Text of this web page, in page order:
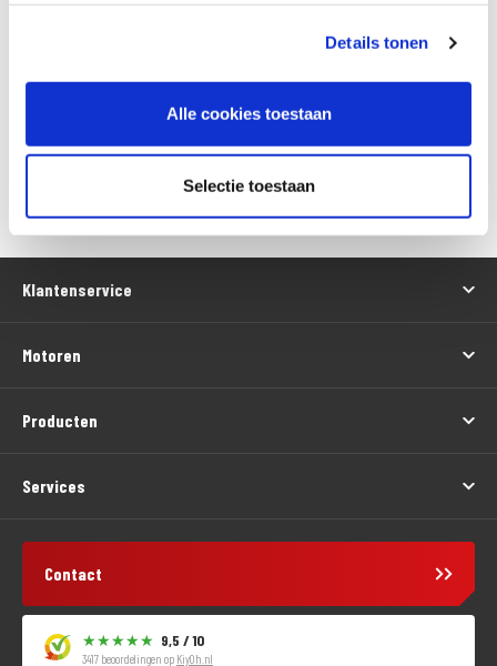
Details tonen
Alle cookies toestaan
Selectie toestaan
Klantenservice
Motoren
Producten
Services
Contact
9,5 / 10
3417 beoordelingen op KiyOh.nl